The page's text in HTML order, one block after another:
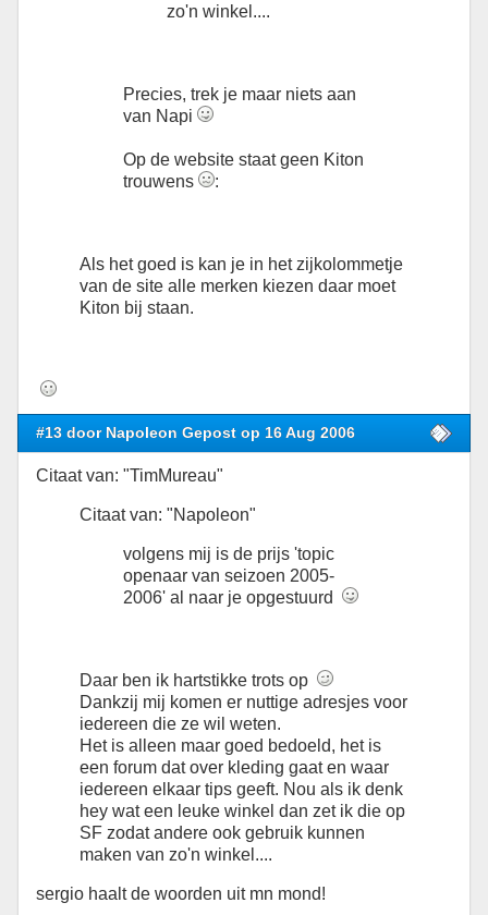
zo'n winkel....
Precies, trek je maar niets aan
van Napi
Op de website staat geen Kiton
trouwens
:
Als het goed is kan je in het zijkolommetje
van de site alle merken kiezen daar moet
Kiton bij staan.
#13 door Napoleon Gepost op 16 Aug 2006
Citaat van: "TimMureau"
Citaat van: "Napoleon"
volgens mij is de prijs 'topic
openaar van seizoen 2005-
2006' al naar je opgestuurd
Daar ben ik hartstikke trots op
Dankzij mij komen er nuttige adresjes voor
iedereen die ze wil weten.
Het is alleen maar goed bedoeld, het is
een forum dat over kleding gaat en waar
iedereen elkaar tips geeft. Nou als ik denk
hey wat een leuke winkel dan zet ik die op
SF zodat andere ook gebruik kunnen
maken van zo'n winkel....
sergio haalt de woorden uit mn mond!